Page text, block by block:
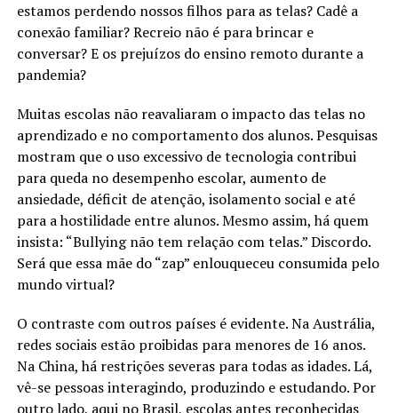
estamos perdendo nossos filhos para as telas? Cadê a
conexão familiar? Recreio não é para brincar e
conversar? E os prejuízos do ensino remoto durante a
pandemia?
Muitas escolas não reavaliaram o impacto das telas no
aprendizado e no comportamento dos alunos. Pesquisas
mostram que o uso excessivo de tecnologia contribui
para queda no desempenho escolar, aumento de
ansiedade, déficit de atenção, isolamento social e até
para a hostilidade entre alunos. Mesmo assim, há quem
insista: “Bullying não tem relação com telas.” Discordo.
Será que essa mãe do “zap” enlouqueceu consumida pelo
mundo virtual?
O contraste com outros países é evidente. Na Austrália,
redes sociais estão proibidas para menores de 16 anos.
Na China, há restrições severas para todas as idades. Lá,
vê-se pessoas interagindo, produzindo e estudando. Por
outro lado, aqui no Brasil, escolas antes reconhecidas